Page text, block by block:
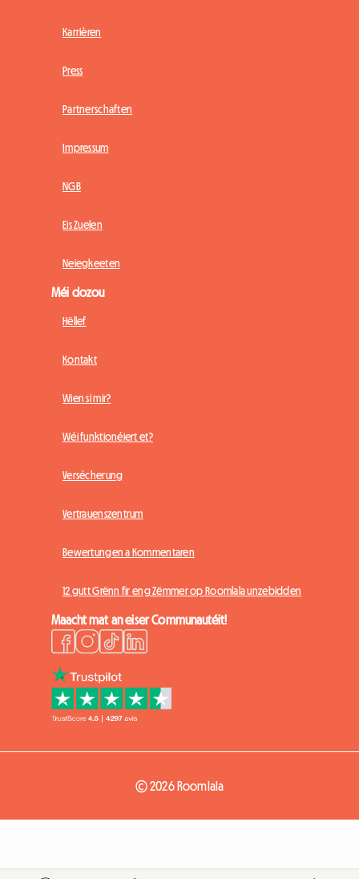
Karrièren
Press
Partnerschaften
Impressum
NGB
Eis Zuelen
Neiegkeeten
Méi dozou
Hëllef
Kontakt
Wien si mir?
Wéi funktionéiert et?
Versécherung
Vertrauenszentrum
Bewertungen a Kommentaren
12 gutt Grënn fir eng Zëmmer op Roomlala unzebidden
Maacht mat an eiser Communautéit!
© 2026 Roomlala